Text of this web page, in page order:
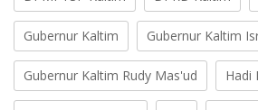
Gubernur Kaltim Gubernur Kaltim
Gubernur Kaltim Rudy Mas'ud Hadi